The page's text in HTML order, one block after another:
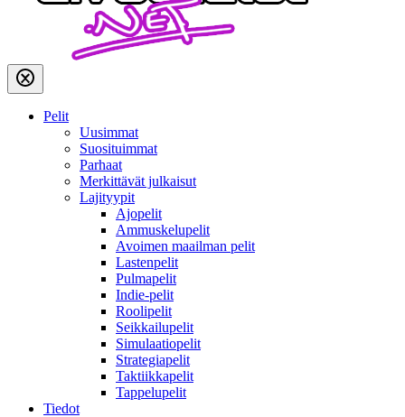
Pelit
Uusimmat
Suosituimmat
Parhaat
Merkittävät julkaisut
Lajityypit
Ajopelit
Ammuskelupelit
Avoimen maailman pelit
Lastenpelit
Pulmapelit
Indie-pelit
Roolipelit
Seikkailupelit
Simulaatiopelit
Strategiapelit
Taktiikkapelit
Tappelupelit
Tiedot